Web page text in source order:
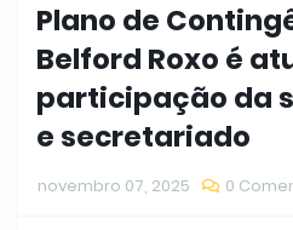
Plano de
Belford Roxo é
participação da
e secretariado
novembro 07, 2025 0